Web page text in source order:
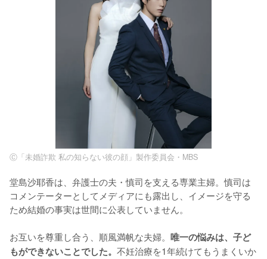
Ⓒ「未婚詐欺 私の知らない彼の顔」製作委員会・MBS
堂島沙耶香は、弁護士の夫・慎司を支える専業主婦。慎司は
コメンテーターとしてメディアにも露出し、イメージを守る
ため結婚の事実は世間に公表していません。
お互いを尊重し合う、順風満帆な夫婦。 唯一の悩みは、子ど
もができないことでした。 不妊治療を1年続けてもうまくいか